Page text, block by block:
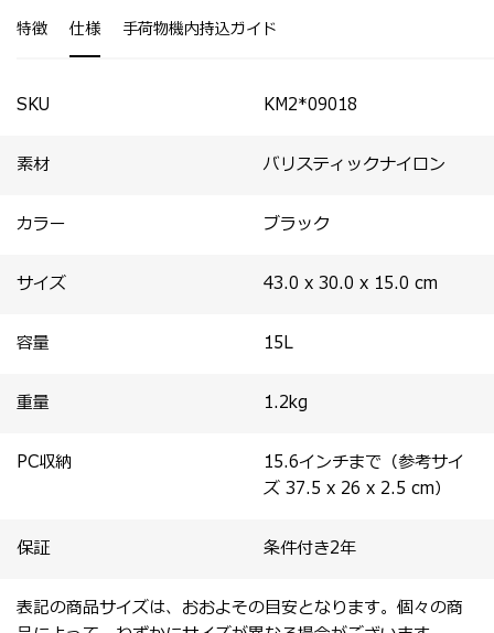
・お手持ちのモバイルバッテリーをセットすればいつでも
充電が可能なUSBポート（タイプA、タイプC）が付属。
・両サイドにファスナーポケットが付属。
特徴 仕様 手荷物機内持込ガイド
SKU KM2*09018
素材 バリスティックナイロン
カラー ブラック
サイズ 43.0 x 30.0 x 15.0 cm
容量 15L
重量 1.2kg
PC収納
15.6インチまで（参考サイ
ズ 37.5 x 26 x 2.5 cm）
保証 条件付き2年
表記の商品サイズは、おおよその目安となります。個々の商